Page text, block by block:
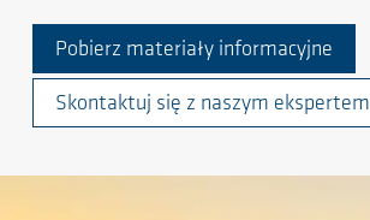
Pobierz materiały informacyjne
Skontaktuj się z naszym ekspertem